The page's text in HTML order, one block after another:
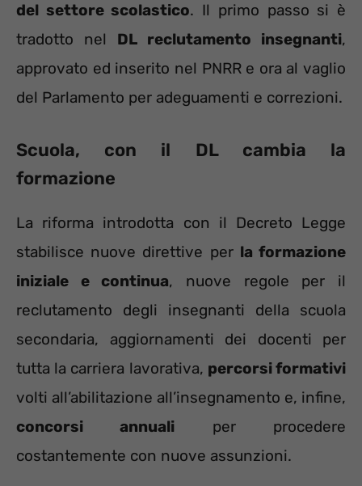
del settore scolastico. Il primo passo si è
tradotto nel DL reclutamento insegnanti,
approvato ed inserito nel PNRR e ora al vaglio
del Parlamento per adeguamenti e correzioni.
Scuola, con il DL cambia la
formazione
La riforma introdotta con il Decreto Legge
stabilisce nuove direttive per la formazione
iniziale e continua, nuove regole per il
reclutamento degli insegnanti della scuola
secondaria, aggiornamenti dei docenti per
tutta la carriera lavorativa, percorsi formativi
volti all’abilitazione all’insegnamento e, infine,
concorsi annuali per procedere
costantemente con nuove assunzioni.